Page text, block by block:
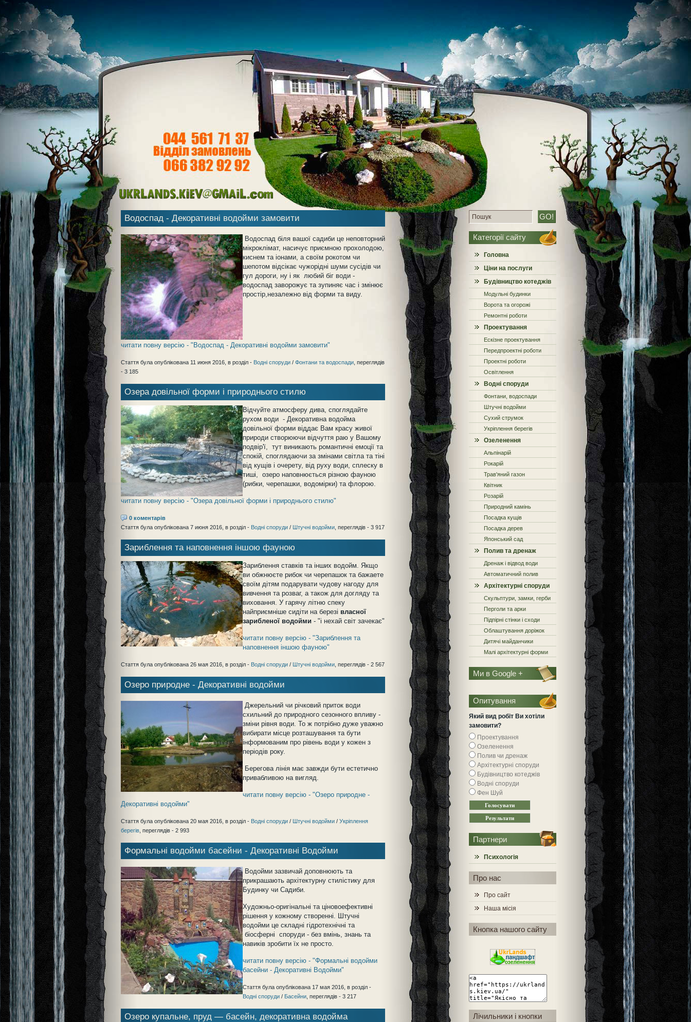
Водоспад - Декоративні водойми замовити
Водоспад біля вашої садиби це неповторний
мікроклімат, насичує приємною прохолодою,
киснем та іонами, а своїм рокотом чи
шепотом відсікає чужорідні шуми сусідів чи
гул дороги, ну і як любий біг води -
водоспад заворожує та зупиняє час і змінює
простір,незалежно від форми та виду.
читати повну версію - "Водоспад - Декоративні водойми замовити"
Стаття була опублікована 11 июня 2016, в розділ - Водні споруди / Фонтани та водоспади , переглядів
- 3 185
Озера довільної форми і природнього стилю
Відчуйте атмосферу дива, споглядайте
рухом води - Декоративна водойма
довільної форми віддає Вам красу живої
природи створюючи відчуття раю у Вашому
подвір'ї, тут виникають романтичні емоції та
спокій, споглядаючи за змінами світла та тіні
від кущів і очерету, від руху води, сплеску в
тиші, озеро наповнюється різною фауною
(рибки, черепашки, водомірки) та флорою.
читати повну версію - "Озера довільної форми і природнього стилю"
0 коментарів
Стаття була опублікована 7 июня 2016, в розділ - Водні споруди / Штучні водойми , переглядів - 3 917
Зариблення та наповнення іншою фауною
Зариблення ставків та інших водойм. Якщо
ви обжнюєте рибок чи черепашок та бажаете
своїм дітям подарувати чудову нагоду для
вивчення та розваг, а також для догляду та
виховання. У гарячу літню спеку
найприємніше сидіти на березі власної
зарибленої водойми - "і нехай світ зачекає"
читати повну версію - "Зариблення та
наповнення іншою фауною"
Стаття була опублікована 26 мая 2016, в розділ - Водні споруди / Штучні водойми , переглядів - 2 567
Озеро природне - Декоративні водойми
Джерельний чи річковий приток води
схильний до природного сезонного впливу -
зміни рівня води. То ж потрібно дуже уважно
вибирати місце розташування та бути
інформованим про рівень води у кожен з
періодів року.
Берегова лінія має завжди бути естетично
привабливою на вигляд.
читати повну версію - "Озеро природне -
Декоративні водойми"
Стаття була опублікована 20 мая 2016, в розділ - Водні споруди / Штучні водойми / Укріплення
берегів , переглядів - 2 993
Формальні водойми басейни - Декоративні Водойми
Водойми зазвичай доповнюють та
прикрашають архітектурну стилістику для
Будинку чи Садиби.
Художньо-оригінальні та ціновоефективні
рішення у кожному створенні. Штучні
водойми це складні гідротехнічні та
біосферні споруди - без вмінь, знань та
навиків зробити їх не просто.
читати повну версію - "Формальні водойми
басейни - Декоративні Водойми"
Стаття була опублікована 17 мая 2016, в розділ -
Водні споруди / Басейни , переглядів - 3 217
Озеро купальне, пруд — басейн, декоративна водойма
Категорії сайту
Головна
Ціни на послуги
Будівництво котеджів
Модульні будинки
Ворота та огорожі
Ремонтні роботи
Проектування
Ескізне проектування
Передпроектні роботи
Проектні роботи
Освітлення
Водні споруди
Фонтани, водоспади
Штучні водойми
Сухий струмок
Укріплення берегів
Озеленення
Альпінарій
Рокарій
Трав'яний газон
Квітник
Розарій
Природний камінь
Посадка кущів
Посадка дерев
Японський сад
Полив та дренаж
Дренаж і відвод води
Автоматичний полив
Архітектурні споруди
Скульптури, замки, герби
Перголи та арки
Підпірні стінки і сходи
Облаштування доріжок
Дитячі майданчики
Малі архітектурні форми
Ми в Google +
Опитування
Який вид робіт Ви хотіли
замовити?
Проектування
Озеленення
Полив чи дренаж
Архітектурні споруди
Будівництво котеджів
Водні споруди
Фен Шуй
Партнери
Психологія
Про нас
Про сайт
Наша місія
Кнопка нашого сайту
Лічильники і кнопки